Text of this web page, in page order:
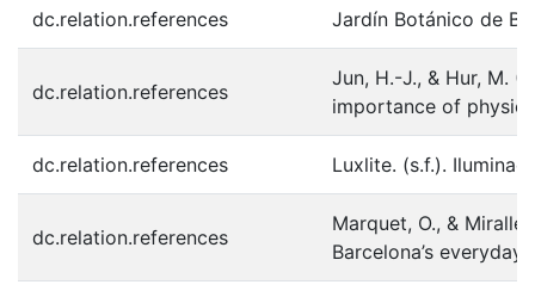
dc.relation.references Jardín Botánico de
dc.relation.references
Jun, H.-J., & Hur, M.
importance of
dc.relation.references Luxlite. (s.f.).
dc.relation.references
Marquet, O., &
Barcelona’s